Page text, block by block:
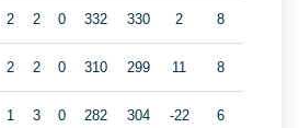
2 2 0 332 330 2 8
2 2 0 310 299 11 8
1 3 0 282 304 -22 6